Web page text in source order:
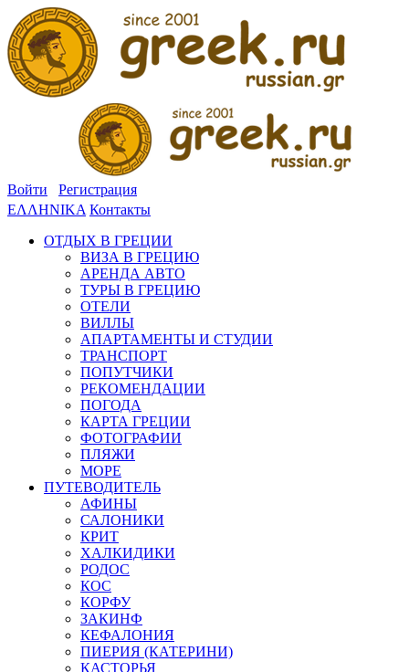
Войти
Регистрация
ΕΛΛΗΝΙΚΑ Контакты
ОТДЫХ В ГРЕЦИИ
ВИЗА В ГРЕЦИЮ
АРЕНДА АВТО
ТУРЫ В ГРЕЦИЮ
ОТЕЛИ
ВИЛЛЫ
АПАРТАМЕНТЫ И СТУДИИ
ТРАНСПОРТ
ПОПУТЧИКИ
РЕКОМЕНДАЦИИ
ПОГОДА
КАРТА ГРЕЦИИ
ФОТОГРАФИИ
ПЛЯЖИ
МОРЕ
ПУТЕВОДИТЕЛЬ
АФИНЫ
САЛОНИКИ
КРИТ
ХАЛКИДИКИ
РОДОС
КОС
КОРФУ
ЗАКИНФ
КЕФАЛОНИЯ
ПИЕРИЯ (КАТЕРИНИ)
КАСТОРЬЯ